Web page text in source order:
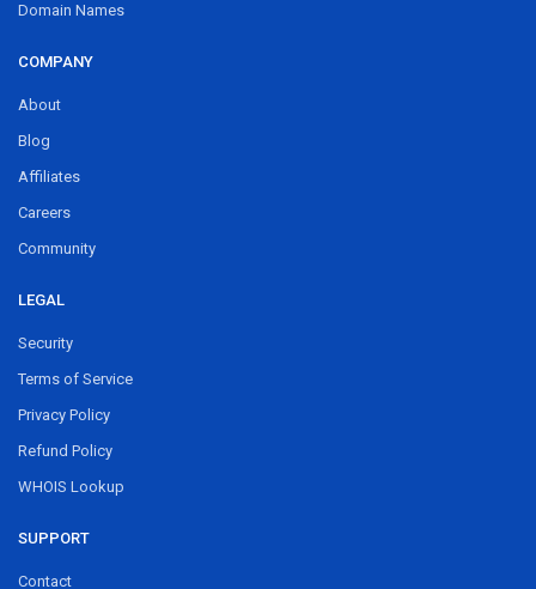
Domain Names
COMPANY
About
Blog
Affiliates
Careers
Community
LEGAL
Security
Terms of Service
Privacy Policy
Refund Policy
WHOIS Lookup
SUPPORT
Contact